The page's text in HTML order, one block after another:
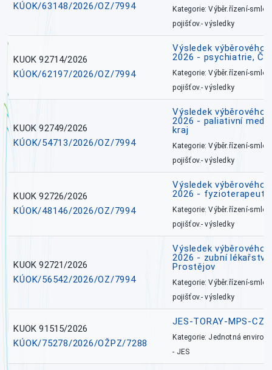
KÚOK/63148/2026/OZ/7994
Kategorie: Výběr.řízení-
pojišťov.- výsledky
KUOK 92714/2026
KÚOK/62197/2026/OZ/7994
Výsledek výběrového
2026 - psychiatrie,
Kategorie: Výběr.řízení-
pojišťov.- výsledky
KUOK 92749/2026
KÚOK/54713/2026/OZ/7994
Výsledek výběrového
2026 - paliativní
kraj
Kategorie: Výběr.řízení-
pojišťov.- výsledky
KUOK 92726/2026
KÚOK/48146/2026/OZ/7994
Výsledek výběrového
2026 - fyzioterapeut,
Kategorie: Výběr.řízení-
pojišťov.- výsledky
KUOK 92721/2026
KÚOK/56542/2026/OZ/7994
Výsledek výběrového
2026 - zubní
Prostějov
Kategorie: Výběr.řízení-
pojišťov.- výsledky
KUOK 91515/2026
KÚOK/75278/2026/OŽPZ/7288
JES-TORAY-MPS-CZ
Kategorie: Jednotná
- JES